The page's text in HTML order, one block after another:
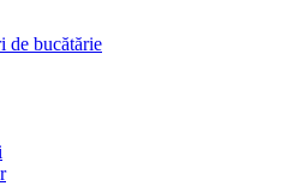
de bucătărie